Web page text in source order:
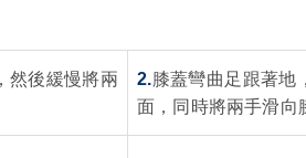
然後緩慢將兩
2.膝蓋彎曲足跟著地
面，同時將兩手滑向